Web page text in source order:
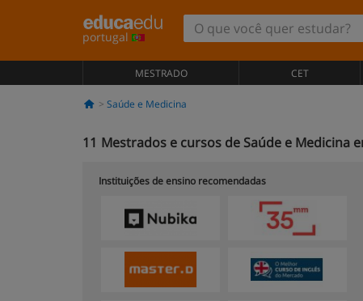
portugal
MESTRADO CET
Saúde e Medicina
11 Mestrados e cursos de Saúde e Medicina
Instituições de ensino recomendadas